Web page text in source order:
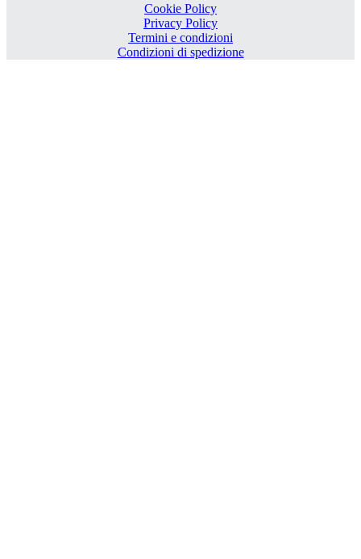
Cookie Policy
Privacy Policy
Termini e condizioni
Condizioni di spedizione